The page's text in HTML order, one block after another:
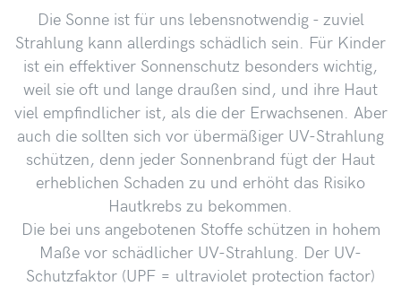
Die Sonne ist für uns lebensnotwendig - zuviel
Strahlung kann allerdings schädlich sein. Für Kinder
ist ein effektiver Sonnenschutz besonders wichtig,
weil sie oft und lange draußen sind, und ihre Haut
viel empfindlicher ist, als die der Erwachsenen. Aber
auch die sollten sich vor übermäßiger UV-Strahlung
schützen, denn jeder Sonnenbrand fügt der Haut
erheblichen Schaden zu und erhöht das Risiko
Hautkrebs zu bekommen.
Die bei uns angebotenen Stoffe schützen in hohem
Maße vor schädlicher UV-Strahlung. Der UV-
Schutzfaktor (UPF = ultraviolet protection factor)